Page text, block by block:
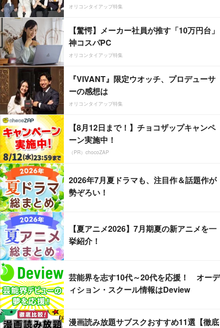
オリコンタイアップ特集
【驚愕】メーカー社員が推す「10万円台」
神コスパPC
オリコンタイアップ特集
『VIVANT』限定ウオッチ、プロデューサ
ーの感想は
オリコンタイアップ特集
【8月12日まで！】チョコザップキャンペ
ーン実施中！
（PR）chocoZAP
2026年7月夏ドラマも、注目作＆話題作が
勢ぞろい！
【夏アニメ2026】7月期夏の新アニメを一
挙紹介！
芸能界を志す10代～20代を応援！ オーデ
ィション・スクール情報はDeview
漫画読み放題サブスクおすすめ11選【徹底